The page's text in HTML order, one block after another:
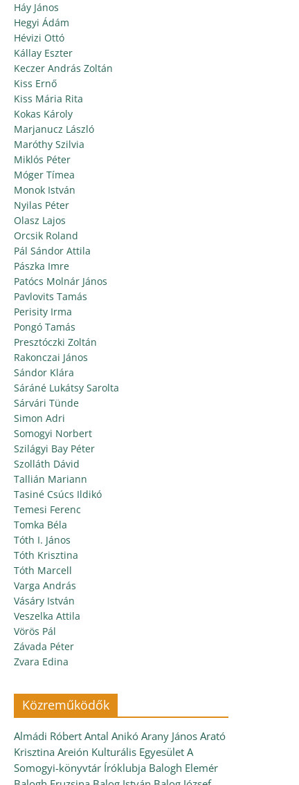
Háy János
Hegyi Ádám
Hévizi Ottó
Kállay Eszter
Keczer András Zoltán
Kiss Ernő
Kiss Mária Rita
Kokas Károly
Marjanucz László
Maróthy Szilvia
Miklós Péter
Móger Tímea
Monok István
Nyilas Péter
Olasz Lajos
Orcsik Roland
Pál Sándor Attila
Pászka Imre
Patócs Molnár János
Pavlovits Tamás
Perisity Irma
Pongó Tamás
Presztóczki Zoltán
Rakonczai János
Sándor Klára
Sáráné Lukátsy Sarolta
Sárvári Tünde
Simon Adri
Somogyi Norbert
Szilágyi Bay Péter
Szolláth Dávid
Tallián Mariann
Tasiné Csúcs Ildikó
Temesi Ferenc
Tomka Béla
Tóth I. János
Tóth Krisztina
Tóth Marcell
Varga András
Vásáry István
Veszelka Attila
Vörös Pál
Závada Péter
Zvara Edina
Közreműködők
Almádi Róbert Antal Anikó Arany János Arató
Krisztina Areión Kulturális Egyesület A
Somogyi-könyvtár Íróklubja Balogh Elemér